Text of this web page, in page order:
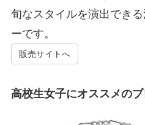
旬なスタイルを演出でき
ーです。
販売サイトへ
高校生女子にオススメの